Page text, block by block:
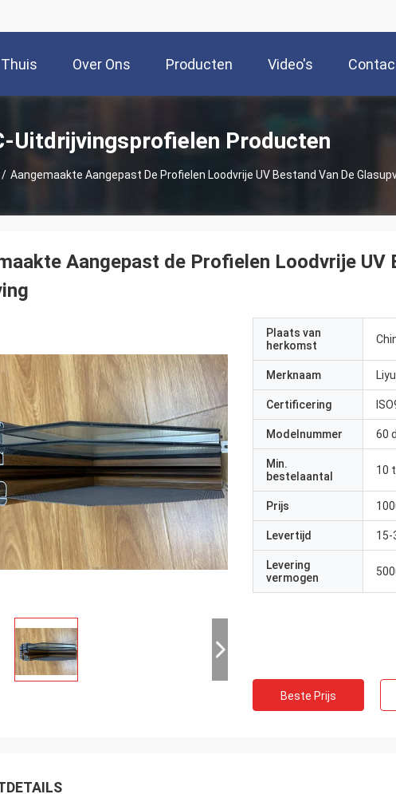
Thuis Over Ons Producten Video's
Uitdrijvingsprofielen Producten
/ Aangemaakte Aangepast De Profielen Loodvrije UV Bestand Van De
Aangepast de Profielen Loodvrije UV
Plaats van
herkomst
Merknaam
Certificering
Modelnummer 60
Min.
bestelaantal
10
Prijs
Levertijd 15-
Levering
vermogen
Beste Prijs